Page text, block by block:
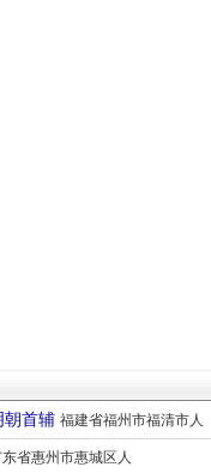
朝首辅 福建省福州市福清市人
东省惠州市惠城区人